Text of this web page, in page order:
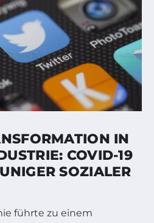
IN
COVID-19
SOZIALER
führte zu einem